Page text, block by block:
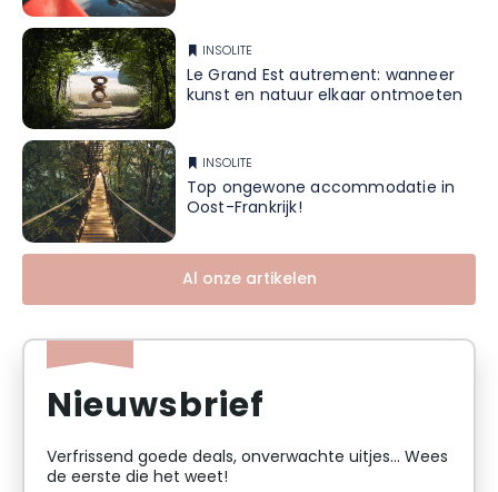
INSOLITE
Le Grand Est autrement: wanneer
kunst en natuur elkaar ontmoeten
INSOLITE
Top ongewone accommodatie in
Oost-Frankrijk!
Al onze artikelen
Nieuwsbrief
Verfrissend goede deals, onverwachte uitjes... Wees
de eerste die het weet!